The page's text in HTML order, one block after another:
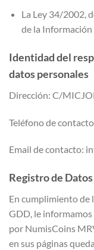
La Ley 34/2002,
de la Información
Identidad del
datos personales
Dirección: C/
Teléfono de
Email de contacto:
Registro de
En cumplimiento de
GDD, le
por NumisCoins
en sus páginas